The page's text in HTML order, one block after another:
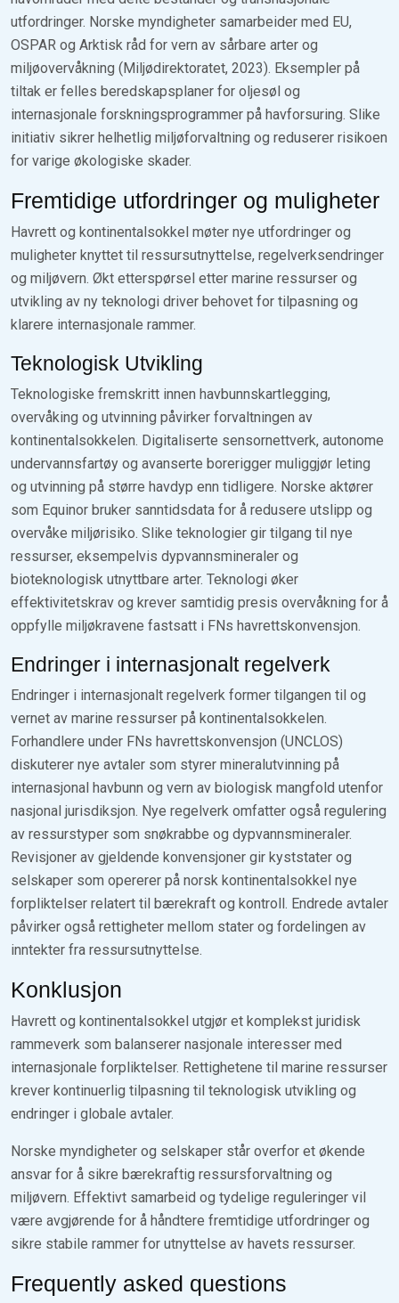
utfordringer. Norske myndigheter samarbeider med EU,
OSPAR og Arktisk råd for vern av sårbare arter og
miljøovervåkning (Miljødirektoratet, 2023). Eksempler på
tiltak er felles beredskapsplaner for oljesøl og
internasjonale forskningsprogrammer på havforsuring. Slike
initiativ sikrer helhetlig miljøforvaltning og reduserer risikoen
for varige økologiske skader.
Fremtidige utfordringer og muligheter
Havrett og kontinentalsokkel møter nye utfordringer og
muligheter knyttet til ressursutnyttelse, regelverksendringer
og miljøvern. Økt etterspørsel etter marine ressurser og
utvikling av ny teknologi driver behovet for tilpasning og
klarere internasjonale rammer.
Teknologisk Utvikling
Teknologiske fremskritt innen havbunnskartlegging,
overvåking og utvinning påvirker forvaltningen av
kontinentalsokkelen. Digitaliserte sensornettverk, autonome
undervannsfartøy og avanserte borerigger muliggjør leting
og utvinning på større havdyp enn tidligere. Norske aktører
som Equinor bruker sanntidsdata for å redusere utslipp og
overvåke miljørisiko. Slike teknologier gir tilgang til nye
ressurser, eksempelvis dypvannsmineraler og
bioteknologisk utnyttbare arter. Teknologi øker
effektivitetskrav og krever samtidig presis overvåkning for å
oppfylle miljøkravene fastsatt i FNs havrettskonvensjon.
Endringer i internasjonalt regelverk
Endringer i internasjonalt regelverk former tilgangen til og
vernet av marine ressurser på kontinentalsokkelen.
Forhandlere under FNs havrettskonvensjon (UNCLOS)
diskuterer nye avtaler som styrer mineralutvinning på
internasjonal havbunn og vern av biologisk mangfold utenfor
nasjonal jurisdiksjon. Nye regelverk omfatter også regulering
av ressurstyper som snøkrabbe og dypvannsmineraler.
Revisjoner av gjeldende konvensjoner gir kyststater og
selskaper som opererer på norsk kontinentalsokkel nye
forpliktelser relatert til bærekraft og kontroll. Endrede avtaler
påvirker også rettigheter mellom stater og fordelingen av
inntekter fra ressursutnyttelse.
Konklusjon
Havrett og kontinentalsokkel utgjør et komplekst juridisk
rammeverk som balanserer nasjonale interesser med
internasjonale forpliktelser. Rettighetene til marine ressurser
krever kontinuerlig tilpasning til teknologisk utvikling og
endringer i globale avtaler.
Norske myndigheter og selskaper står overfor et økende
ansvar for å sikre bærekraftig ressursforvaltning og
miljøvern. Effektivt samarbeid og tydelige reguleringer vil
være avgjørende for å håndtere fremtidige utfordringer og
sikre stabile rammer for utnyttelse av havets ressurser.
Frequently asked questions